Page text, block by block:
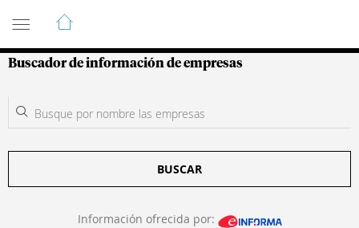
Guía de Empresas Colombianas
Buscador de información de empresas
BUSCAR
Información ofrecida por: